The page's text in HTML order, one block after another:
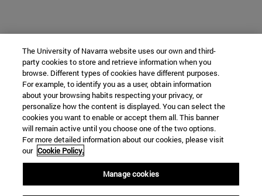
The University of Navarra website uses our own and third-
party cookies to store and retrieve information when you
browse. Different types of cookies have different purposes.
For example, to identify you as a user, obtain information
about your browsing habits respecting your privacy, or
personalize how the content is displayed. You can select the
cookies you want to enable or accept them all. This banner
will remain active until you choose one of the two options.
For more detailed information about our cookies, please visit
our Cookie Policy.
Manage cookies